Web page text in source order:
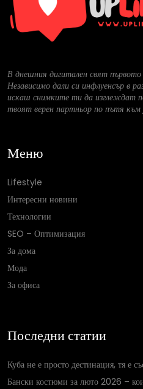
В днешния дигитален свят първото
Независимо дали си инфлуенсър в
искаш снимките ти да изглеждат
твоят верен партньор по пътя към
Меню
Lifestyle
Интересни новини
Технологии
SEO – Оптимизация
За дома
Мода
За офиса
Последни статии
Куба не е просто дестинация, тя е
Бански костюми за люто 2026 –